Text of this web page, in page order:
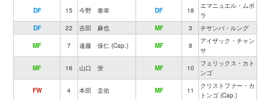
DF 15 今野 泰幸 DF 18
エマニュエル・ムボ
ラ
DF
22 吉田 麻也 MF 3 チサンバ・ルング
MF 7 遠藤 保仁 (Cap.) MF 8
アイザック・チャン
サ
MF 16 山口 蛍 MF 10
フェリックス・カト
ンゴ
FW 4 本田 圭佑 MF 11
クリストファー・カ
トンゴ (Cap.)